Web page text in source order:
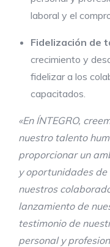
laboral y el
Fidelización de
crecimiento y
fidelizar a los
capacitados.
«En ÍNTEGRO,
nuestro talento
proporcionar un
y oportunidades
nuestros
lanzamiento de
testimonio de
personal y